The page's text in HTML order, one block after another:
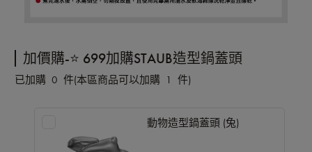
加價購-⭐️ 699加購STAUB造型鍋蓋頭
已加購 0 件(本區商品可以加購 1 件)
動物造型鍋蓋頭 (兔)